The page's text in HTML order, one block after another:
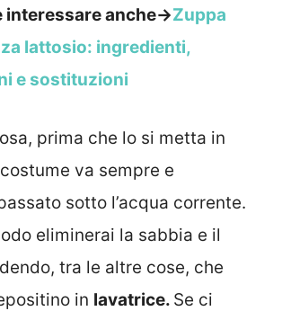
interessare anche->Zuppa
lattosio: ingredienti,
e sostituzioni
prima che lo si metta in
va sempre e
sotto l’acqua corrente.
eliminerai la sabbia e il
tra le altre cose, che
in lavatrice. Se ci